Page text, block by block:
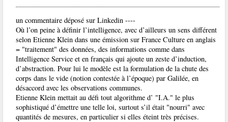
un commentaire déposé sur Linkedin ----
Où l’on peine à définir l’intelligence, avec d’ailleurs un sens différent
selon Etienne Klein dans une émission sur France Culture en anglais
= "traitement" des données, des informations comme dans
Intelligence Service et en français qui ajoute un zeste d’induction,
d’abstraction. Pour lui le modèle est la formulation de la chute des
corps dans le vide (notion contestée à l’époque) par Galilée, en
désaccord avec les observations communes.
Etienne Klein mettait au défi tout algorithme d’ "I.A." le plus
sophistiqué d’émettre une telle loi, surtout s’il était "nourri" avec
quantités de mesures, en particulier si elles éteint très précises.